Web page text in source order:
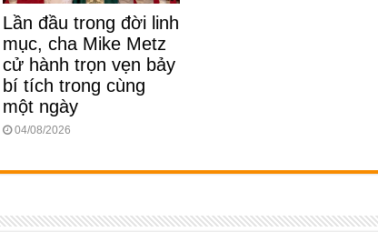
Lần đầu trong đời linh
mục, cha Mike Metz
cử hành trọn vẹn bảy
bí tích trong cùng
một ngày
04/08/2026